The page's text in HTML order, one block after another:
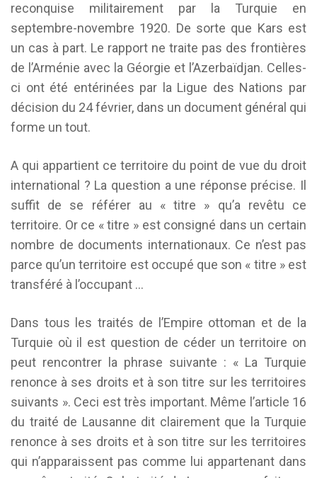
reconquise militairement par la Turquie en
septembre-novembre 1920. De sorte que Kars est
un cas à part. Le rapport ne traite pas des frontières
de l’Arménie avec la Géorgie et l’Azerbaïdjan. Celles-
ci ont été entérinées par la Ligue des Nations par
décision du 24 février, dans un document général qui
forme un tout.
A qui appartient ce territoire du point de vue du droit
international ? La question a une réponse précise. Il
suffit de se référer au « titre » qu’a revêtu ce
territoire. Or ce « titre » est consigné dans un certain
nombre de documents internationaux. Ce n’est pas
parce qu’un territoire est occupé que son « titre » est
transféré à l’occupant …
Dans tous les traités de l’Empire ottoman et de la
Turquie où il est question de céder un territoire on
peut rencontrer la phrase suivante : « La Turquie
renonce à ses droits et à son titre sur les territoires
suivants ». Ceci est très important. Même l’article 16
du traité de Lausanne dit clairement que la Turquie
renonce à ses droits et à son titre sur les territoires
qui n’apparaissent pas comme lui appartenant dans